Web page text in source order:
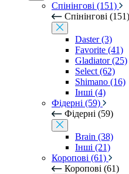
Спінінгові (151)
Спінінгові (151)
Daster (3)
Favorite (41)
Gladiator (25)
Select (62)
Shimano (16)
Інші (4)
Фідерні (59)
Фідерні (59)
Brain (38)
Інші (21)
Коропові (61)
Коропові (61)